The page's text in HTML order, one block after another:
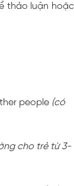
thảo luận hoặc
people (có
cho trẻ từ 3-